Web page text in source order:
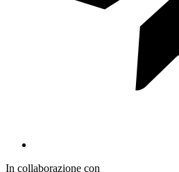
In collaborazione con